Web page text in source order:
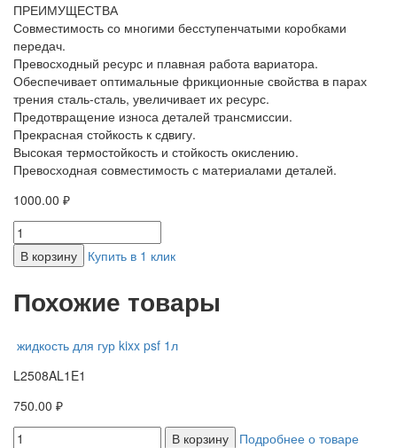
ПРЕИМУЩЕСТВА
Совместимость со многими бесступенчатыми коробками
передач.
Превосходный ресурс и плавная работа вариатора.
Обеспечивает оптимальные фрикционные свойства в парах
трения сталь-сталь, увеличивает их ресурс.
Предотвращение износа деталей трансмиссии.
Прекрасная стойкость к сдвигу.
Высокая термостойкость и стойкость окислению.
Превосходная совместимость с материалами деталей.
1000.00 ₽
В корзину Купить в 1 клик
Похожие товары
жидкость для гур kixx psf 1л
L2508AL1E1
750.00 ₽
В корзину
Подробнее о товаре